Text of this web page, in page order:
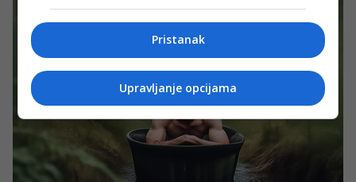
Pristanak
Upravljanje opcijama